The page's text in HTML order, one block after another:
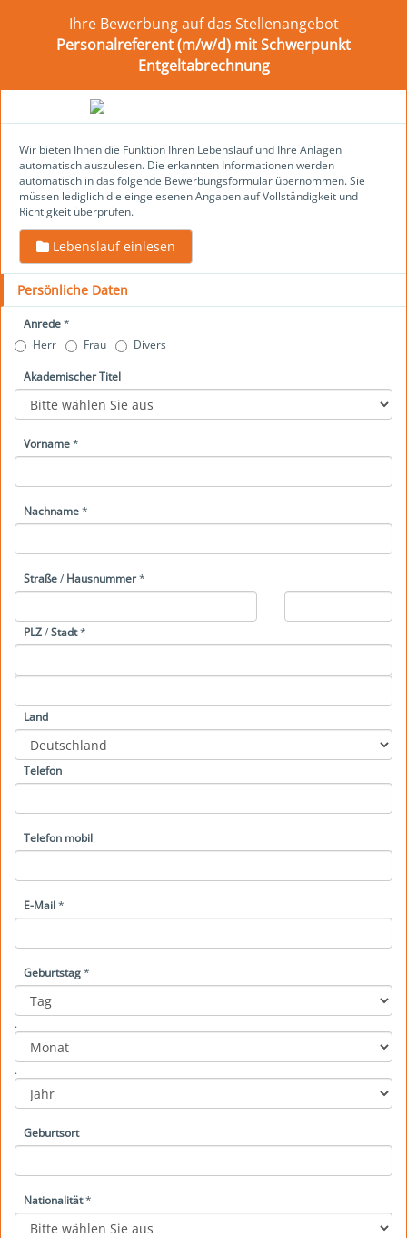
Ihre Bewerbung auf das Stellenangebot
Personalreferent (m/w/d) mit Schwerpunkt
Entgeltabrechnung
Wir bieten Ihnen die Funktion Ihren Lebenslauf und Ihre Anlagen
automatisch auszulesen. Die erkannten Informationen werden
automatisch in das folgende Bewerbungsformular übernommen. Sie
müssen lediglich die eingelesenen Angaben auf Vollständigkeit und
Richtigkeit überprüfen.
Lebenslauf einlesen
Persönliche Daten
Anrede*
Herr
Frau Divers
Akademischer Titel
Vorname*
Nachname*
Straße/ Hausnummer*
PLZ/Stadt*
Land
Telefon
Telefon mobil
E-Mail*
Geburtstag*
Year
.
.
Geburtsort
Nationalität*